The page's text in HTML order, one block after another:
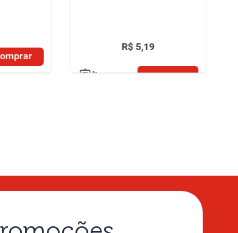
R$ 5,19
lista comprar